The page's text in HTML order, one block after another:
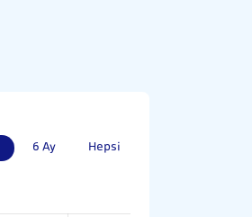
6 Ay Hepsi